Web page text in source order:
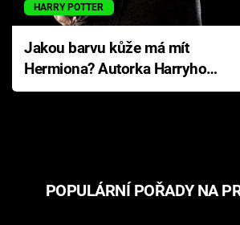
HARRY POTTER
Jakou barvu kůže má mít
Hermiona? Autorka Harryho
Pottera přišla s ráznou
POPULÁRNÍ POŘADY NA